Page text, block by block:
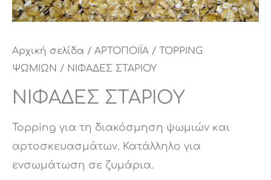
Αρχική σελίδα / ΑΡΤΟΠΟΙΪΑ /
TOPPING
ΨΩΜΙΩΝ / ΝΙΦΑΔΕΣ ΣΤΑΡΙΟΥ
ΝΙΦΑΔΕΣ ΣΤΑΡΙΟΥ
Topping για τη διακόσμηση ψωμιών και
αρτοσκευασμάτων. Κατάλληλο για
ενσωμάτωση σε ζυμάρια.